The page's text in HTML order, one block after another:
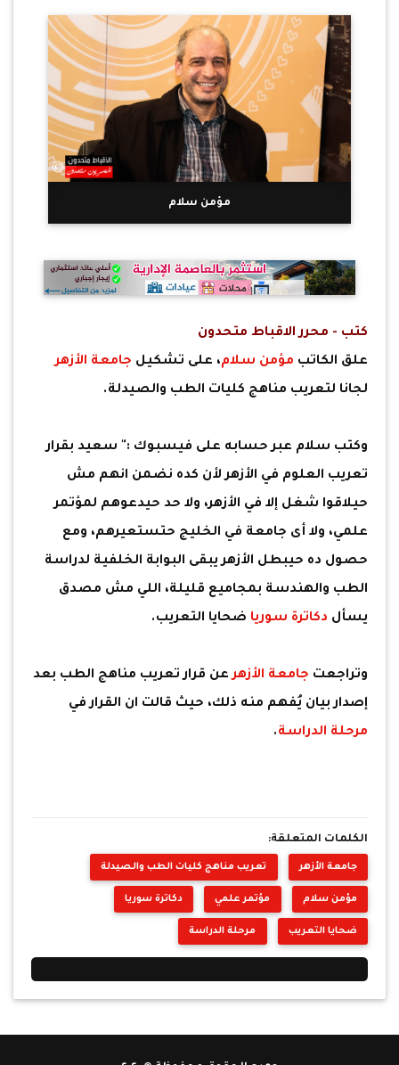
مؤمن سلام
كتب - محرر الاقباط متحدون
علق الكاتب مؤمن سلام، على تشكيل جامعة الأزهر
لجانا لتعريب مناهج كليات الطب والصيدلة.
وكتب سلام عبر حسابه على فيسبوك :" سعيد بقرار
تعريب العلوم في الأزهر لأن كده نضمن انهم مش
حيلاقوا شغل إلا في الأزهر، ولا حد حيدعوهم لمؤتمر
علمي، ولا أى جامعة في الخليج حتستعيرهم، ومع
حصول ده حيبطل الأزهر يبقى البوابة الخلفية لدراسة
الطب والهندسة بمجاميع قليلة، اللي مش مصدق
يسأل دكاترة سوريا ضحايا التعريب.
وتراجعت جامعة الأزهرعن قرار تعريب مناهج الطب بعد
إصدار بيان يُفهم منه ذلك، حيث قالت ان القرار في
مرحلة الدراسة.
الكلمات المتعلقة:
جامعة الأزهر تعريب مناهج كليات الطب والصيدلة
مؤمن سلام مؤتمر علمي دكاترة سوريا
ضحايا التعريب مرحلة الدراسة